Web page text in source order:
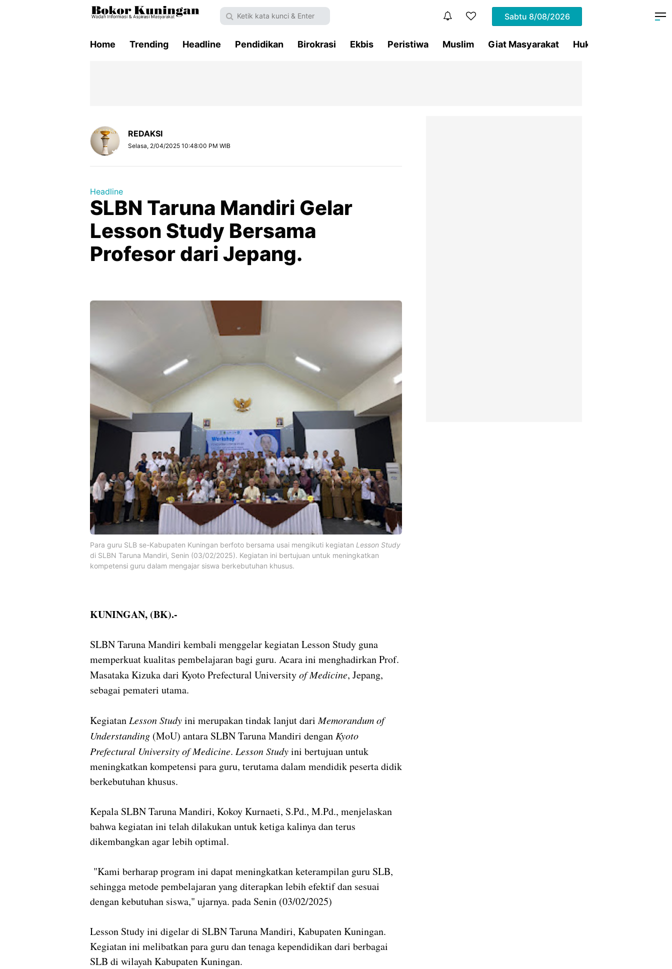
Sabtu 8/08/2026
Home Trending Headline Pendidikan Birokrasi Ekbis Peristiwa Muslim Giat Masyarakat Hukum
REDAKSI
Selasa, 2/04/2025 10:48:00 PM WIB
Headline
SLBN Taruna Mandiri Gelar
Lesson Study Bersama
Profesor dari Jepang.
Para guru SLB se-Kabupaten Kuningan berfoto bersama usai mengikuti kegiatan Lesson Study
di SLBN Taruna Mandiri, Senin (03/02/2025). Kegiatan ini bertujuan untuk meningkatkan
kompetensi guru dalam mengajar siswa berkebutuhan khusus.
KUNINGAN, (BK).-
SLBN Taruna Mandiri kembali menggelar kegiatan Lesson Study guna
memperkuat kualitas pembelajaran bagi guru. Acara ini menghadirkan Prof.
Masataka Kizuka dari Kyoto Prefectural Universityof Medicine, Jepang,
sebagai pemateri utama.
Kegiatan Lesson Studyini merupakan tindak lanjut dariMemorandum of
Understanding (MoU) antara SLBN Taruna Mandiri dengan Kyoto
Prefectural University of Medicine. Lesson Studyini bertujuan untuk
meningkatkan kompetensi para guru, terutama dalam mendidik peserta didik
berkebutuhan khusus.
Kepala SLBN Taruna Mandiri, Kokoy Kurnaeti, S.Pd., M.Pd., menjelaskan
bahwa kegiatan ini telah dilakukan untuk ketiga kalinya dan terus
dikembangkan agar lebih optimal.
"Kami berharap program ini dapat meningkatkan keterampilan guru SLB,
sehingga metode pembelajaran yang diterapkan lebih efektif dan sesuai
dengan kebutuhan siswa," ujarnya. pada Senin (03/02/2025)
Lesson Study ini digelar di SLBN Taruna Mandiri, Kabupaten Kuningan.
Kegiatan ini melibatkan para guru dan tenaga kependidikan dari berbagai
SLB di wilayah Kabupaten Kuningan.